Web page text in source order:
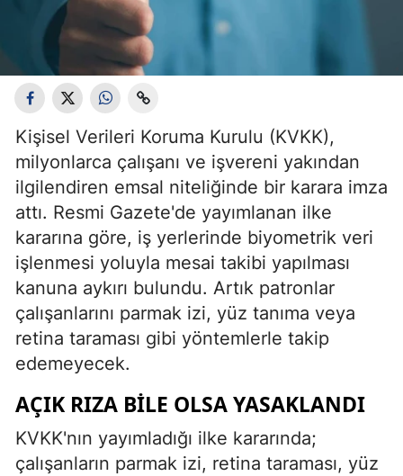
Kişisel Verileri Koruma Kurulu (KVKK),
milyonlarca çalışanı ve işvereni yakından
ilgilendiren emsal niteliğinde bir karara imza
attı. Resmi Gazete'de yayımlanan ilke
kararına göre, iş yerlerinde biyometrik veri
işlenmesi yoluyla mesai takibi yapılması
kanuna aykırı bulundu. Artık patronlar
çalışanlarını parmak izi, yüz tanıma veya
retina taraması gibi yöntemlerle takip
edemeyecek.
AÇIK RIZA BILE OLSA YASAKLANDI
KVKK'nın yayımladığı ilke kararında;
çalışanların parmak izi, retina taraması, yüz